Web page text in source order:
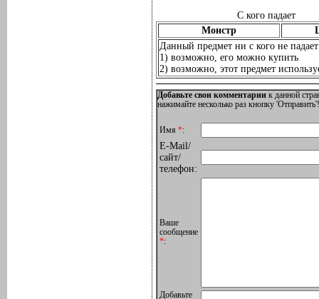
С кого падает
Монстр
Данный предмет ни с кого не падает
1) возможно, его можно купить
2) возможно, этот предмет
Добавьте свои комментарии к данной
нажимайте несколько раз кнопку
Имя*:
E-Mail/
сайт/
телефон:
Ваше
сообщение
*:
Добавьте